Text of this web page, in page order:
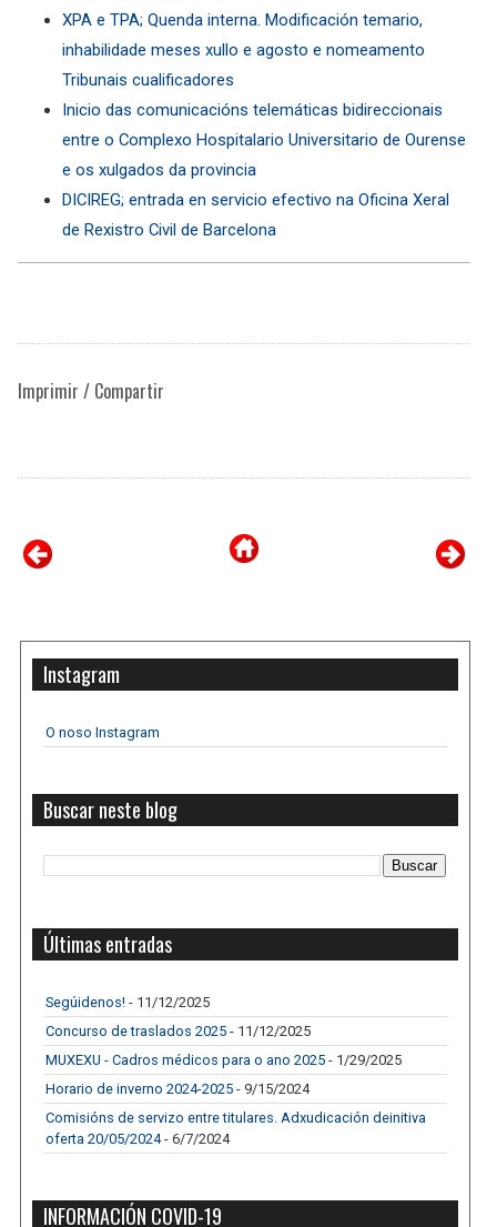
XPA e TPA; Quenda interna. Modificación temario,
inhabilidade meses xullo e agosto e nomeamento
Tribunais cualificadores
Inicio das comunicacións telemáticas bidireccionais
entre o Complexo Hospitalario Universitario de Ourense
e os xulgados da provincia
DICIREG; entrada en servicio efectivo na Oficina Xeral
de Rexistro Civil de Barcelona
Imprimir / Compartir
Instagram
O noso Instagram
Buscar neste blog
Últimas entradas
Segúidenos! - 11/12/2025
Concurso de traslados 2025 - 11/12/2025
MUXEXU - Cadros médicos para o ano 2025 - 1/29/2025
Horario de inverno 2024-2025 - 9/15/2024
Comisións de servizo entre titulares. Adxudicación deinitiva
oferta 20/05/2024- 6/7/2024
INFORMACIÓN COVID-19